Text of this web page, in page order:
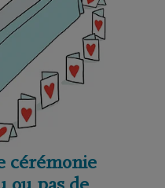
cérémonie